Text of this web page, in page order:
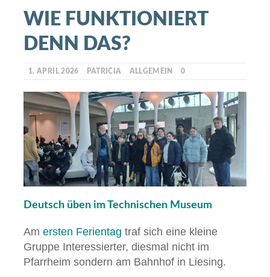
WIE FUNKTIONIERT
DENN DAS?
1. APRIL 2026 PATRICIA ALLGEMEIN 0
Deutsch üben im Technischen Museum
Am ersten Ferientag traf sich eine kleine
Gruppe Interessierter, diesmal nicht im
Pfarrheim sondern am Bahnhof in Liesing.